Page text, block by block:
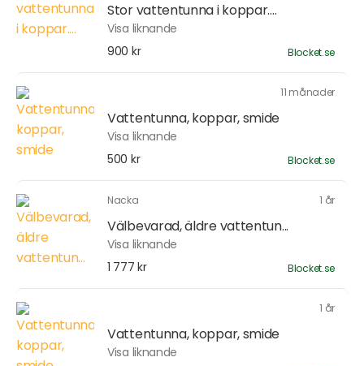
Stor vattentunna i koppar....
Visa liknande
900 kr
Blocket.se
11 månader
Vattentunna, koppar, smide
Visa liknande
500 kr
Blocket.se
Nacka 1 år
Välbevarad, äldre vattentun...
Visa liknande
1 777 kr
Blocket.se
1 år
Vattentunna, koppar, smide
Visa liknande